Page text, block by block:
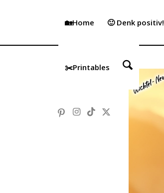
🏡Home 🙂 Denk positiv!
✂️Printables